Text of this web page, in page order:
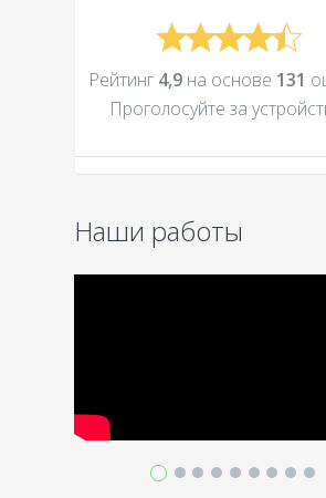
Рейтинг 4,9на основе 131
Проголосуйте за
Наши работы